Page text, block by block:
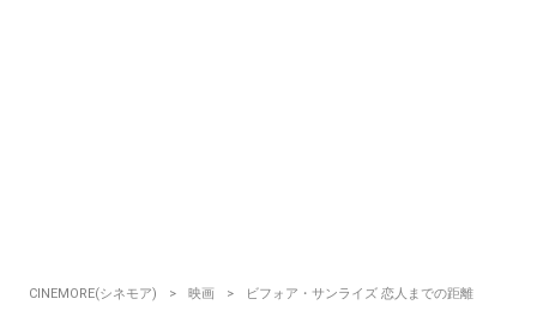
CINEMORE(シネモア) 映画
ビフォア・サンライズ 恋人までの距離